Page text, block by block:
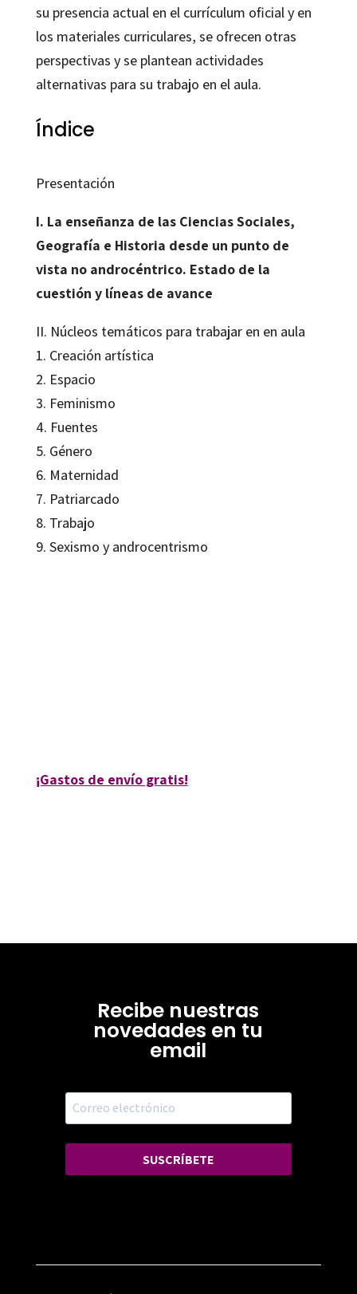
su presencia actual en el currículum oficial y en
los materiales curriculares, se ofrecen otras
perspectivas y se plantean actividades
alternativas para su trabajo en el aula.
Índice
Presentación
I. La enseñanza de las Ciencias Sociales,
Geografía e Historia desde un punto de
vista no androcéntrico. Estado de la
cuestión y líneas de avance
II. Núcleos temáticos para trabajar en en aula
1. Creación artística
2. Espacio
3. Feminismo
4. Fuentes
5. Género
6. Maternidad
7. Patriarcado
8. Trabajo
9. Sexismo y androcentrismo
¡Gastos de envío gratis!
Recibe nuestras
novedades en tu
email
SUSCRÍBETE